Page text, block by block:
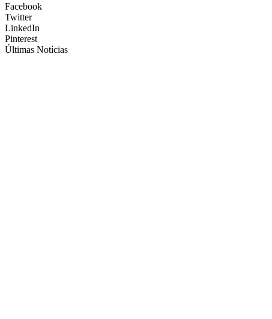
Facebook
Twitter
LinkedIn
Pinterest
Últimas Notícias